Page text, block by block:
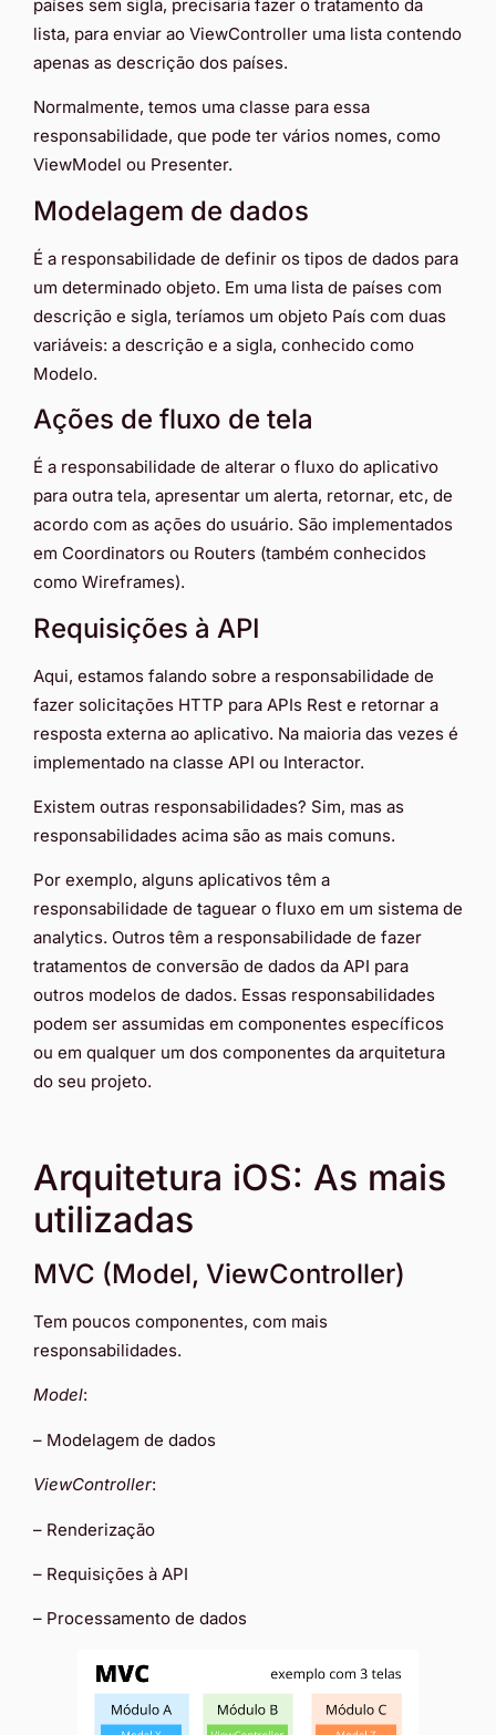
países sem sigla, precisaria fazer o tratamento da
lista, para enviar ao ViewController uma lista contendo
apenas as descrição dos países.
Normalmente, temos uma classe para essa
responsabilidade, que pode ter vários nomes, como
ViewModel ou Presenter.
Modelagem de dados
É a responsabilidade de definir os tipos de dados para
um determinado objeto. Em uma lista de países com
descrição e sigla, teríamos um objeto País com duas
variáveis: a descrição e a sigla, conhecido como
Modelo.
Ações de fluxo de tela
É a responsabilidade de alterar o fluxo do aplicativo
para outra tela, apresentar um alerta, retornar, etc, de
acordo com as ações do usuário. São implementados
em Coordinators ou Routers (também conhecidos
como Wireframes).
Requisições à API
Aqui, estamos falando sobre a responsabilidade de
fazer solicitações HTTP para APIs Rest e retornar a
resposta externa ao aplicativo. Na maioria das vezes é
implementado na classe API ou Interactor.
Existem outras responsabilidades? Sim, mas as
responsabilidades acima são as mais comuns.
Por exemplo, alguns aplicativos têm a
responsabilidade de taguear o fluxo em um sistema de
analytics. Outros têm a responsabilidade de fazer
tratamentos de conversão de dados da API para
outros modelos de dados. Essas responsabilidades
podem ser assumidas em componentes específicos
ou em qualquer um dos componentes da arquitetura
do seu projeto.
Arquitetura iOS: As mais
utilizadas
MVC (Model, ViewController)
Tem poucos componentes, com mais
responsabilidades.
Model:
– Modelagem de dados
ViewController:
– Renderização
– Requisições à API
– Processamento de dados